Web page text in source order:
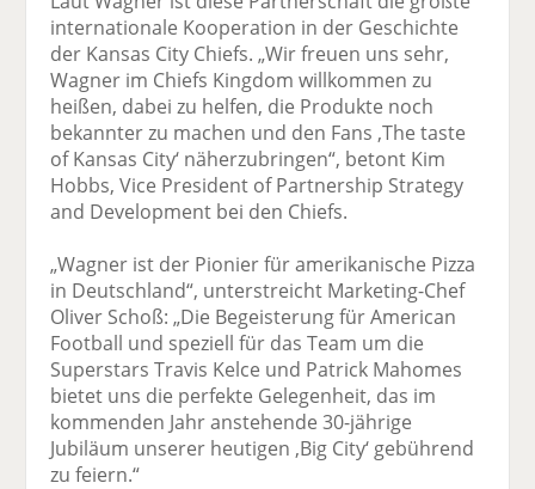
internationale Kooperation in der Geschichte
der Kansas City Chiefs. „Wir freuen uns sehr,
Wagner im Chiefs Kingdom willkommen zu
heißen, dabei zu helfen, die Produkte noch
bekannter zu machen und den Fans ‚The taste
of Kansas City‘ näherzubringen“, betont Kim
Hobbs, Vice President of Partnership Strategy
and Development bei den Chiefs.
„Wagner ist der Pionier für amerikanische Pizza
in Deutschland“, unterstreicht Marketing-Chef
Oliver Schoß: „Die Begeisterung für American
Football und speziell für das Team um die
Superstars Travis Kelce und Patrick Mahomes
bietet uns die perfekte Gelegenheit, das im
kommenden Jahr anstehende 30-jährige
Jubiläum unserer heutigen ‚Big City‘ gebührend
zu feiern.“